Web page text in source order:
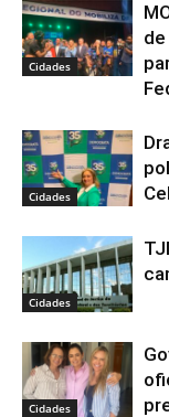
Cidades
Cidades
Cidades
Cidades